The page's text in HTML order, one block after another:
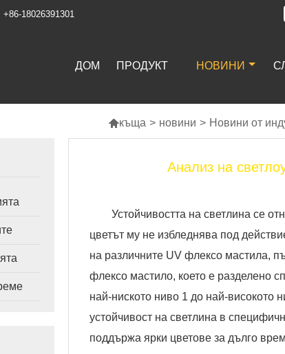
+86-18026391301
ДОМ ПРОДУКТ НОВИНИ
къща > новини > Новини от
Анализ на
Устойчивостта на светлина се
цветът му не избледнява под
на различните UV флексо мастила,
флексо мастило, което е разделено
най-ниското ниво 1 до най-високото
устойчивост на светлина в
поддържа ярки цветове за дълго